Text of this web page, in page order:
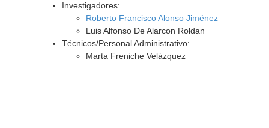
Investigadores:
Roberto Francisco Alonso Jiménez
Luis Alfonso De Alarcon Roldan
Técnicos/Personal Administrativo:
Marta Freniche Velázquez